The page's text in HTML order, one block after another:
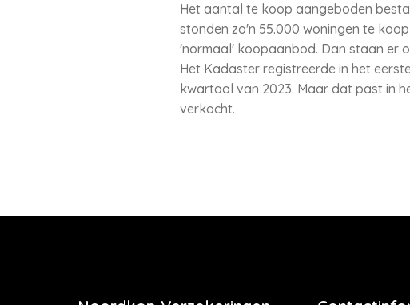
Het aantal te koop aangeboden
stonden zo'n 55.000 woningen te
'normaal' koopaanbod. Dan staan er
Het Kadaster registreerde in het
kwartaal van 2023. Maar dat past in
verkocht.